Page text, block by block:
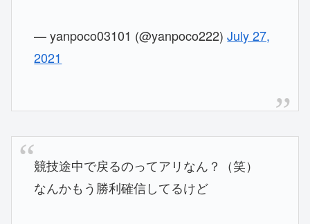
— yanpoco03101 (@yanpoco222)July 27,
2021
競技途中で戻るのってアリなん？（笑）
なんかもう勝利確信してるけど